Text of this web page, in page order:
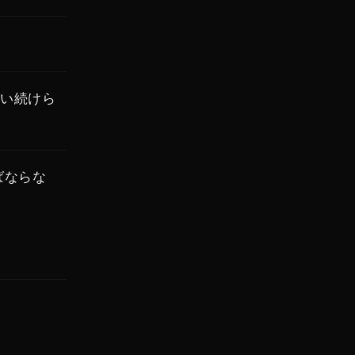
続けら
ならな